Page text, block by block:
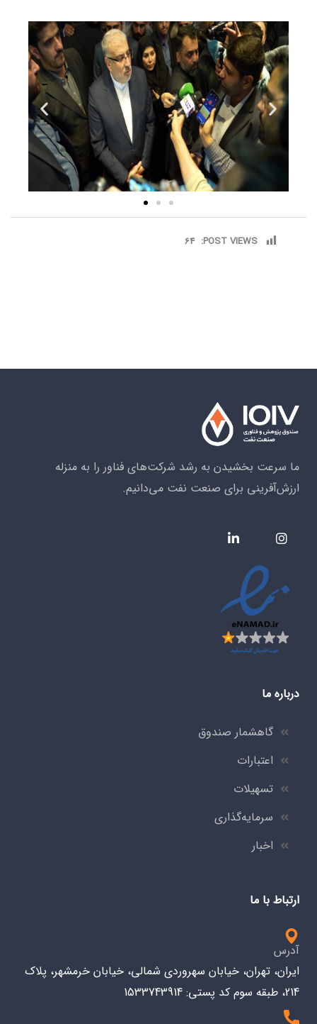
POST VIEWS:
64
ما سرعت بخشیدن به رشد شرکت‌های فناور را به منزله
ارزش‌آفرینی برای صنعت نفت می‌دانیم.
درباره ما
گاهشمار صندوق
اعتبارات
تسهیلات
سرمایه‌گذاری
اخبار
ارتباط با ما
آدرس
ایران، تهران، خیابان سهروردی شمالی، خیابان خرمشهر، پلاک
214، طبقه سوم کد پستی: 1533743914